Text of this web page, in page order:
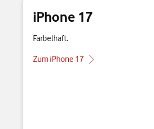
iPhone 17
Farbelhaft.
Zum iPhone 17